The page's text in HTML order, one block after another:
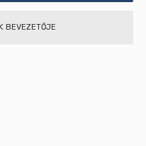
BEVEZETŐJE